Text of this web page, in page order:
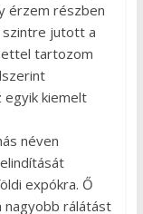
érzem részben
szintre jutott a
tartozom
egyik kiemelt
néven
expókra. Ő
nagyobb rálátást